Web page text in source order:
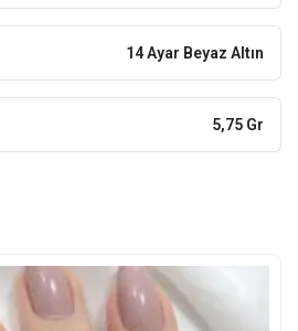
14 Ayar Beyaz Altın
5,75 Gr